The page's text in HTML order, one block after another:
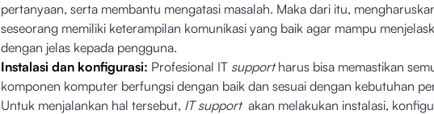
pertanyaan, serta membantu mengatasi masalah. Maka dari itu,
seseorang memiliki keterampilan komunikasi yang baik agar mampu
dengan jelas kepada pengguna.
Instalasi dan konfigurasi: Profesional IT supportharus bisa memastikan
komponen komputer berfungsi dengan baik dan sesuai dengan kebutuhan
Untuk menjalankan hal tersebut, IT supportakan melakukan instalasi,